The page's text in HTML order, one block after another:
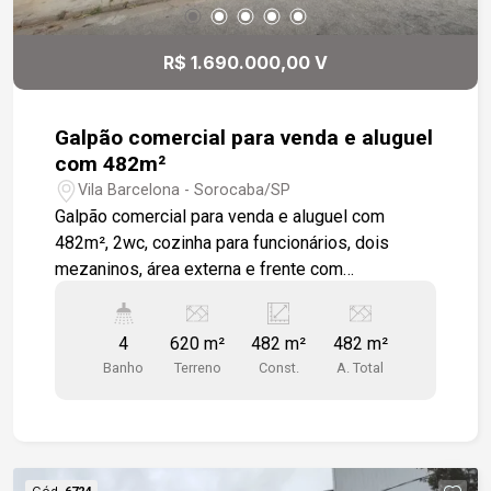
R$ 1.690.000,00 V
Galpão comercial para venda e aluguel
com 482m²
Vila Barcelona - Sorocaba/SP
Galpão comercial para venda e aluguel com
482m², 2wc, cozinha para funcionários, dois
mezaninos, área externa e frente com
. Galpão de esquina com ótima localização.
4
Banho
620 m²
Terreno
482 m²
Const.
482 m²
A. Total